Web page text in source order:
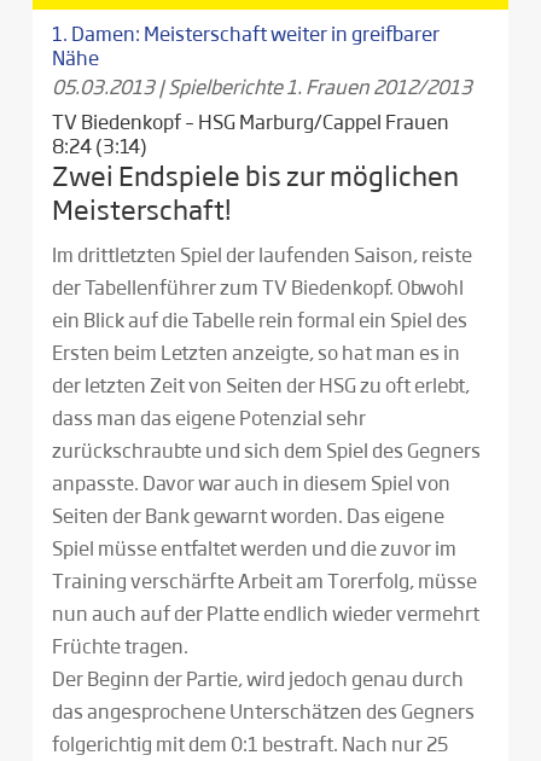
1. Damen: Meisterschaft weiter in greifbarer
Nähe
05.03.2013|Spielberichte 1. Frauen 2012/2013
TV Biedenkopf – HSG Marburg/Cappel Frauen
8:24 (3:14)
Zwei Endspiele bis zur möglichen
Meisterschaft!
Im drittletzten Spiel der laufenden Saison, reiste
der Tabellenführer zum TV Biedenkopf. Obwohl
ein Blick auf die Tabelle rein formal ein Spiel des
Ersten beim Letzten anzeigte, so hat man es in
der letzten Zeit von Seiten der HSG zu oft erlebt,
dass man das eigene Potenzial sehr
zurückschraubte und sich dem Spiel des Gegners
anpasste. Davor war auch in diesem Spiel von
Seiten der Bank gewarnt worden. Das eigene
Spiel müsse entfaltet werden und die zuvor im
Training verschärfte Arbeit am Torerfolg, müsse
nun auch auf der Platte endlich wieder vermehrt
Früchte tragen.
Der Beginn der Partie, wird jedoch genau durch
das angesprochene Unterschätzen des Gegners
folgerichtig mit dem 0:1 bestraft. Nach nur 25